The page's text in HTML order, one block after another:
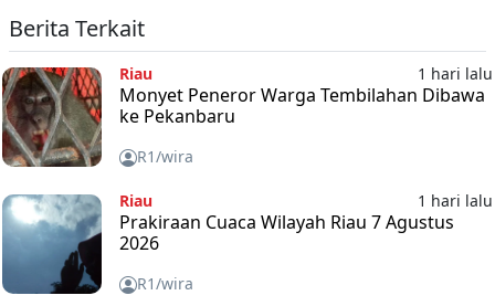
Berita Terkait
Riau 1 hari lalu
Monyet Peneror Warga Tembilahan Dibawa
ke Pekanbaru
R1/wira
Riau 1 hari lalu
Prakiraan Cuaca Wilayah Riau 7 Agustus
2026
R1/wira